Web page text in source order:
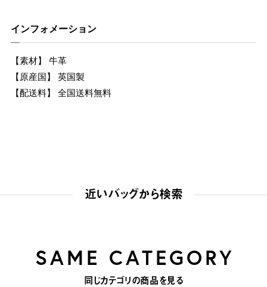
インフォメーション
【素材】 牛革
【原産国】 英国製
【配送料】 全国送料無料
近いバッグから検索
SAME CATEGORY
同じカテゴリの商品を見る